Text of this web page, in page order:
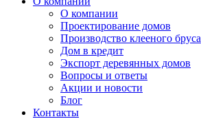
О компании
Проектирование домов
Производство клееного бруса
Дом в кредит
Экспорт деревянных домов
Вопросы и ответы
Акции и новости
Блог
Контакты